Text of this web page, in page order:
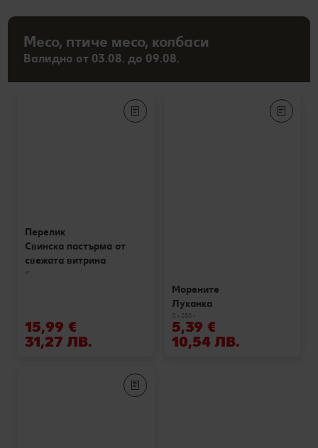
Месо, птиче месо, колбаси
Валидно от 03.08. до 09.08.
Перелик
Свинска пастърма от
свежата витрина
кг
15,99 €
31,27 ЛВ.
Морените
Луканка
3 х 250 г
5,39 €
10,54 ЛВ.